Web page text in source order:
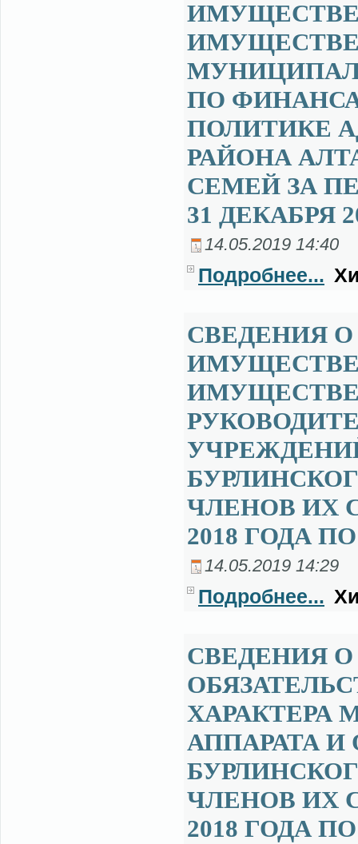
ИМУЩЕСТВЕ
ПО
ПОЛИТИКЕ
РАЙОНА
СЕМЕЙ ЗА
31 ДЕКАБРЯ
14.05.2019 14:40
Подробнее...
СВЕДЕНИЯ О
ИМУЩЕСТВЕ
ЧЛЕНОВ ИХ
2018 ГОДА
14.05.2019 14:29
Подробнее...
СВЕДЕНИЯ
АППАРАТА
ЧЛЕНОВ ИХ
2018 ГОДА